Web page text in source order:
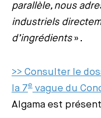
parallèle, nous
industriels
d’ingrédients».
>> Consulter le
la 7e vague du
Algama est